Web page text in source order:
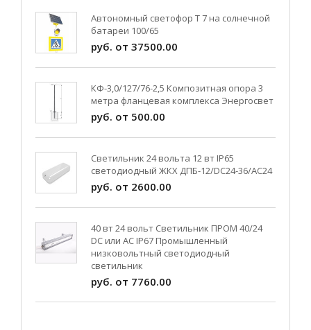
Автономный светофор Т 7 на солнечной
батареи 100/65
руб. от 37500.00
КФ-3,0/127/76-2,5 Композитная опора 3
метра фланцевая комплекса Энергосвет
руб. от 500.00
Светильник 24 вольта 12 вт IP65
светодиодный ЖКХ ДПБ-12/DC24-36/АС24
руб. от 2600.00
40 вт 24 вольт Светильник ПРОМ 40/24
DC или AC IP67 Промышленный
низковольтный светодиодный
светильник
руб. от 7760.00